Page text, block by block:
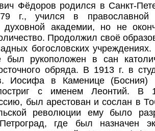
Фёдоров родился в Санкт-
г., учился в православной
духовной академии, но не
Продолжил своё
богословских
рукоположен в сан
обряда. В 1913 г. в
Иосифа в Каменице (Босния)
с именем Леонтий. В
был арестован и сослан в
революции ему было
где был назначен